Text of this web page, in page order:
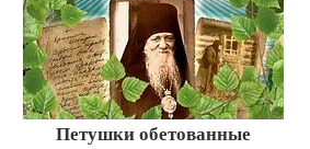
Петушки обетованные